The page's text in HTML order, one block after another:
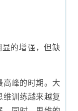
的增强，但缺
高峰的时期。大
维训练越来越复